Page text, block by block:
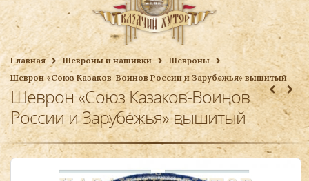
Список желаемого
Ваша корзина
Главная Шевроны и нашивки
Шевроны
Шеврон «Союз Казаков-Воинов России и Зарубежья» вышитый
Шеврон «Союз Казаков-Воинов
России и Зарубежья» вышитый